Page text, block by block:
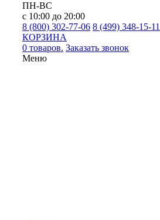
ПН-ВС
с 10:00 до 20:00
8 (800) 302-77-06 8 (499) 348-15-11
КОРЗИНА
0 товаров. Заказать звонок
Меню